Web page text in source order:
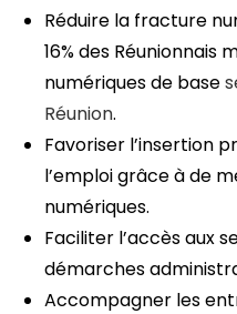
Réduire la fracture
16% des
numériques de base
Réunion.
Favoriser l’insertion
l’emploi grâce à de
numériques.
Faciliter l’accès aux
démarches
Accompagner les